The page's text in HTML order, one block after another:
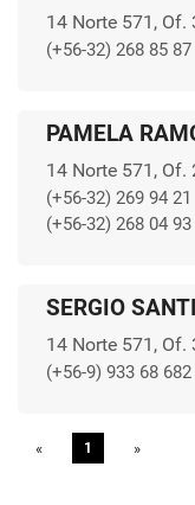
14 Norte 571, Of.
(+56-32) 268 85 87
PAMELA
14 Norte 571, Of.
(+56-32) 269 94 21
(+56-32) 268 04 93
SERGIO
14 Norte 571, Of.
(+56-9) 933 68 682
« Previous
1 »